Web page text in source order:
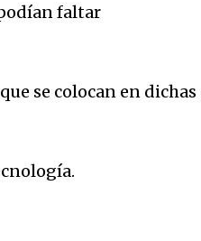
faltar
se colocan en